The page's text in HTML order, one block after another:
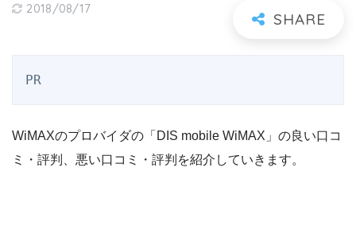
2018/08/17
PR
WiMAXのプロバイダの「DIS mobile WiMAX」の良い口コ
ミ・評判、悪い口コミ・評判を紹介していきます。